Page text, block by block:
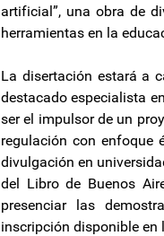
artificial”, una obra de
herramientas en la
La disertación estará a
destacado especialista
ser el impulsor de un
regulación con enfoque
divulgación en
del Libro de Buenos
presenciar las
inscripción disponible